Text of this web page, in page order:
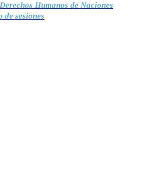
Humanos de Naciones
de sesiones